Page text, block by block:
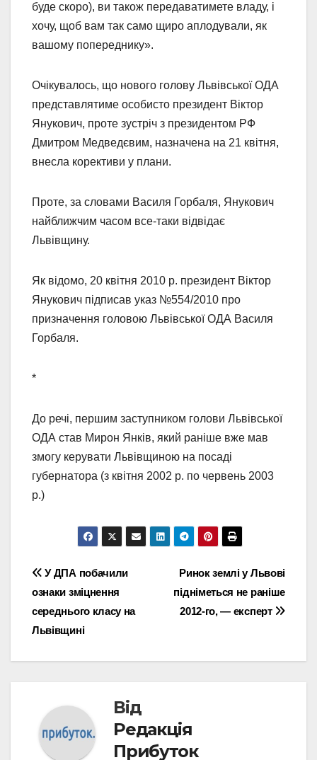
буде скоро), ви також передаватимете владу, і
хочу, щоб вам так само щиро аплодували, як
вашому попереднику».
Очікувалось, що нового голову Львівської ОДА
представлятиме особисто президент Віктор
Янукович, проте зустріч з президентом РФ
Дмитром Медведєвим, назначена на 21 квітня,
внесла корективи у плани.
Проте, за словами Василя Горбаля, Янукович
найближчим часом все-таки відвідає
Львівщину.
Як відомо, 20 квітня 2010 р. президент Віктор
Янукович підписав указ №554/2010 про
призначення головою Львівської ОДА Василя
Горбаля.
*
До речі, першим заступником голови Львівської
ОДА став Мирон Янків, який раніше вже мав
змогу керувати Львівщиною на посаді
губернатора (з квітня 2002 р. по червень 2003
р.)
Навігація
записів
Ринок землі у Львові
підніметься не раніше
2012-го, — експерт
У ДПА побачили
ознаки зміцнення
середнього класу на
Львівщині
Від
Редакція
Прибуток